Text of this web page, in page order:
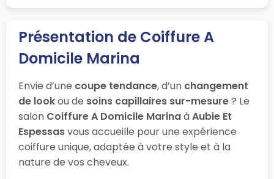
Présentation de Coiffure A
Domicile Marina
Envie d’une coupe tendance, d’un changement
de lookou de soins capillaires sur-mesure? Le
salon Coiffure A Domicile MarinaàAubie Et
Espessasvous accueille pour une expérience
coiffure unique, adaptée à votre style et à la
nature de vos cheveux.